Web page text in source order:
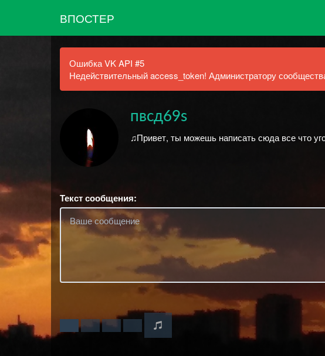
ВПОСТЕР
Ошибка VK API #5
Недействительный access_token! Администратору
пвсд69s
♫Привет, ты можешь написать сюда все что
Текст сообщения: